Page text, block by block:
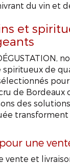
du vin et
et
de
de
des
une
vente et